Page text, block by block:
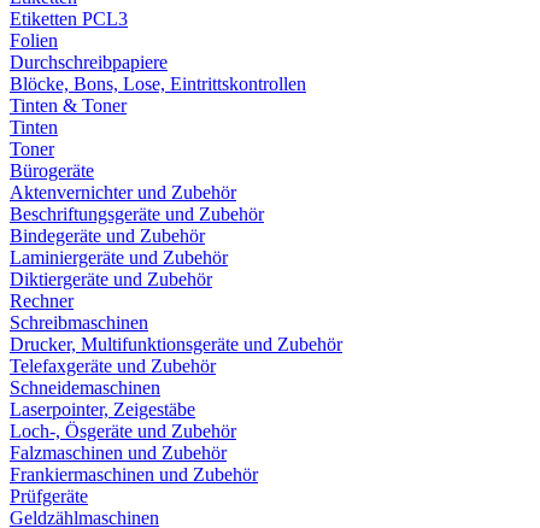
Etiketten PCL3
Folien
Durchschreibpapiere
Blöcke, Bons, Lose, Eintrittskontrollen
Tinten & Toner
Tinten
Toner
Bürogeräte
Aktenvernichter und Zubehör
Beschriftungsgeräte und Zubehör
Bindegeräte und Zubehör
Laminiergeräte und Zubehör
Diktiergeräte und Zubehör
Rechner
Schreibmaschinen
Drucker, Multifunktionsgeräte und Zubehör
Telefaxgeräte und Zubehör
Schneidemaschinen
Laserpointer, Zeigestäbe
Loch-, Ösgeräte und Zubehör
Falzmaschinen und Zubehör
Frankiermaschinen und Zubehör
Prüfgeräte
Geldzählmaschinen